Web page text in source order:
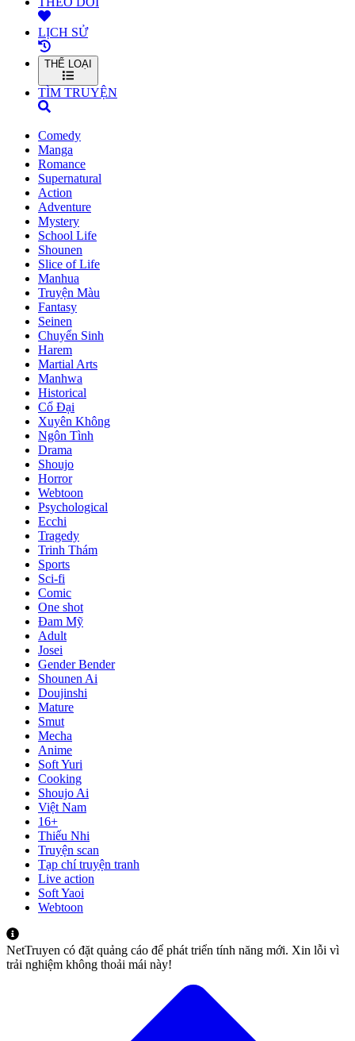
LỊCH SỬ
THỂ LOẠI
TÌM TRUYỆN
Comedy
Manga
Romance
Supernatural
Action
Adventure
Mystery
School Life
Shounen
Slice of Life
Manhua
Truyện Màu
Fantasy
Seinen
Chuyển Sinh
Harem
Martial Arts
Manhwa
Historical
Cổ Đại
Xuyên Không
Ngôn Tình
Drama
Shoujo
Horror
Webtoon
Psychological
Ecchi
Tragedy
Trinh Thám
Sports
Sci-fi
Comic
One shot
Đam Mỹ
Adult
Josei
Gender Bender
Shounen Ai
Doujinshi
Mature
Smut
Mecha
Anime
Soft Yuri
Cooking
Shoujo Ai
Việt Nam
16+
Thiếu Nhi
Truyện scan
Tạp chí truyện tranh
Live action
Soft Yaoi
Webtoon
NetTruyen có đặt quảng cáo để phát triển tính năng mới. Xin lỗi vì
trải nghiệm không thoải mái này!